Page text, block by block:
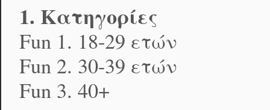
1. Κατηγορίες
Fun 1. 18-29 ετών
Fun 2. 30-39 ετών
Fun 3. 40+